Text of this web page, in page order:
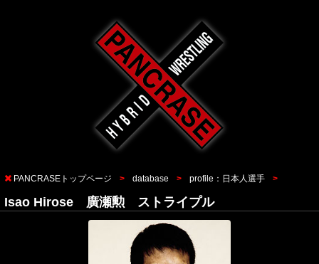
PANCRASEトップページ database profile：日本人選手
Isao Hirose 廣瀬勲 ストライプル